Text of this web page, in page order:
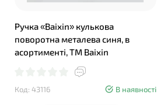
Ручка «Baixin» кулькова
поворотна металева синя, в
асортименті, ТМ Baixin
Код: 43116 В наявності